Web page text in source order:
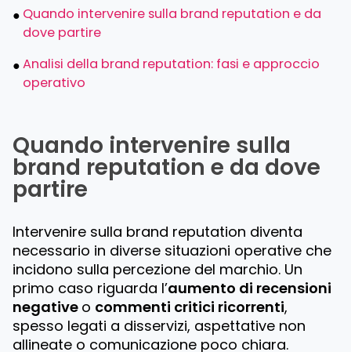
Quando intervenire sulla brand reputation e da
dove partire
Analisi della brand reputation: fasi e approccio
operativo
Quando intervenire sulla
brand reputation e da dove
partire
Intervenire sulla brand reputation diventa
necessario in diverse situazioni operative che
incidono sulla percezione del marchio. Un
primo caso riguarda l’aumento di recensioni
negative o commenti critici ricorrenti,
spesso legati a disservizi, aspettative non
allineate o comunicazione poco chiara.